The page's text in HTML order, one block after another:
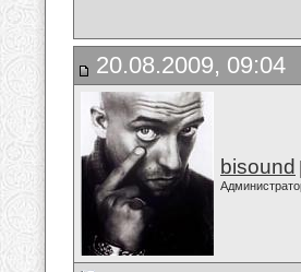
20.08.2009, 09:04
bisound